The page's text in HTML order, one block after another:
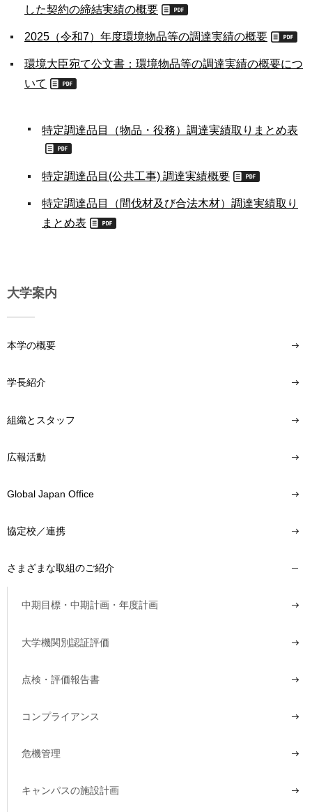
した契約の締結実績の概要
2025（令和7）年度環境物品等の調達実績の概要
環境大臣宛て公文書：環境物品等の調達実績の概要につ
いて
特定調達品目（物品・役務）調達実績取りまとめ表
特定調達品目(公共工事) 調達実績概要
特定調達品目（間伐材及び合法木材）調達実績取り
まとめ表
大学案内
本学の概要
学長紹介
組織とスタッフ
広報活動
Global Japan Office
協定校／連携
さまざまな取組のご紹介
中期目標・中期計画・年度計画
大学機関別認証評価
点検・評価報告書
コンプライアンス
危機管理
キャンパスの施設計画